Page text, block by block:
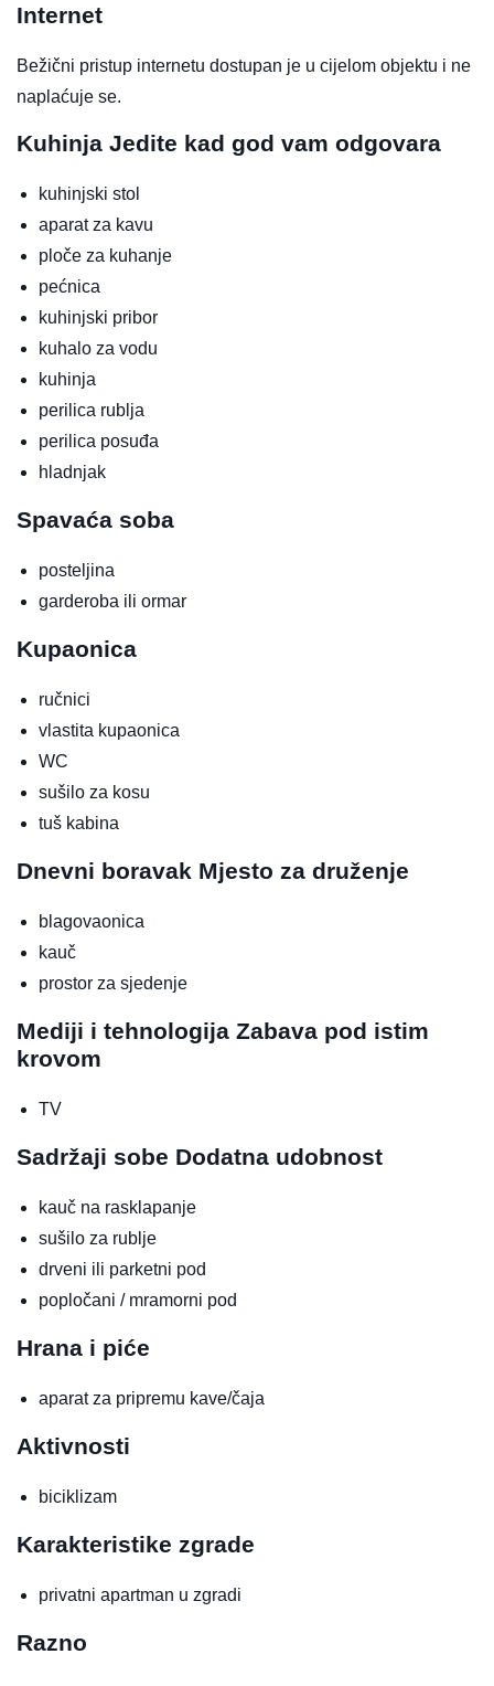
Internet
Bežični pristup internetu dostupan je u cijelom objektu i ne
naplaćuje se.
Kuhinja Jedite kad god vam odgovara
kuhinjski stol
aparat za kavu
ploče za kuhanje
pećnica
kuhinjski pribor
kuhalo za vodu
kuhinja
perilica rublja
perilica posuđa
hladnjak
Spavaća soba
posteljina
garderoba ili ormar
Kupaonica
ručnici
vlastita kupaonica
WC
sušilo za kosu
tuš kabina
Dnevni boravak Mjesto za druženje
blagovaonica
kauč
prostor za sjedenje
Mediji i tehnologija Zabava pod istim
krovom
TV
Sadržaji sobe Dodatna udobnost
kauč na rasklapanje
sušilo za rublje
drveni ili parketni pod
popločani / mramorni pod
Hrana i piće
aparat za pripremu kave/čaja
Aktivnosti
biciklizam
Karakteristike zgrade
privatni apartman u zgradi
Razno